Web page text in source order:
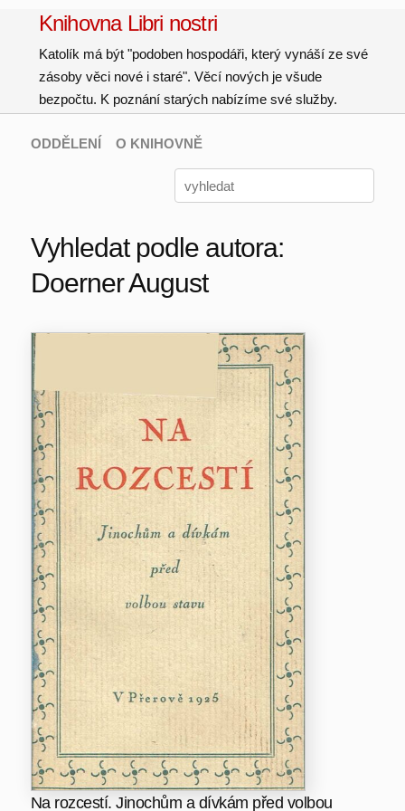
Knihovna Libri nostri
Katolík má být "podoben hospodáři, který vynáší ze své
zásoby věci nové i staré". Věcí nových je všude
bezpočtu. K poznání starých nabízíme své služby.
ODDĚLENÍ O KNIHOVNĚ
Vyhledat podle autora:
Doerner August
Na rozcestí. Jinochům a dívkám před volbou